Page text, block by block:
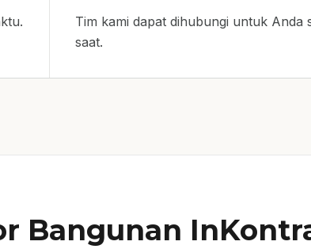
Tim kami dapat dihubungi untuk Anda
saat.
Bangunan